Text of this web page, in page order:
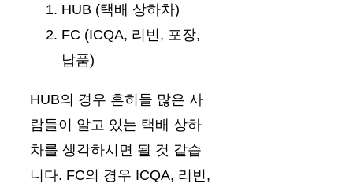
HUB (택배 상하차)
FC (ICQA, 리빈, 포장,
납품)
HUB의 경우 흔히들 많은 사
람들이 알고 있는 택배 상하
차를 생각하시면 될 것 같습
니다. FC의 경우 ICQA, 리빈,